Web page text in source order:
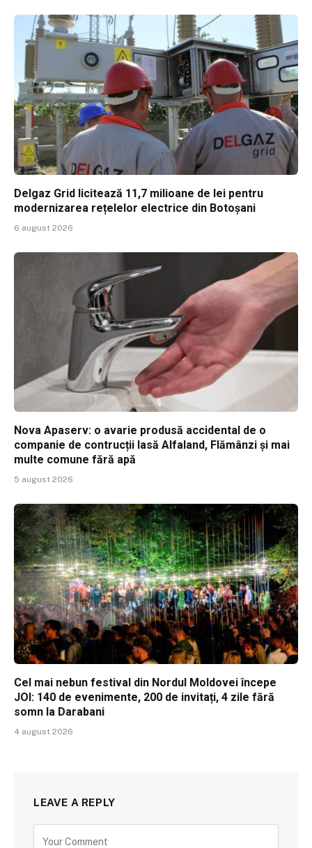
Delgaz Grid licitează 11,7 milioane de lei pentru
modernizarea rețelelor electrice din Botoșani
6 august 2026
Nova Apaserv: o avarie produsă accidental de o
companie de contrucții lasă Alfaland, Flămânzi și mai
multe comune fără apă
5 august 2026
Cel mai nebun festival din Nordul Moldovei începe
JOI: 140 de evenimente, 200 de invitați, 4 zile fără
somn la Darabani
4 august 2026
LEAVE A REPLY